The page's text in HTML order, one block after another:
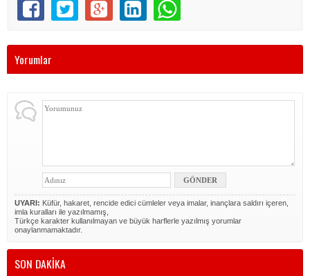
Yorumlar
UYARI: Küfür, hakaret, rencide edici cümleler veya imalar, inançlara saldırı içeren,
imla kuralları ile yazılmamış,
Türkçe karakter kullanılmayan ve büyük harflerle yazılmış yorumlar
onaylanmamaktadır.
SON DAKİKA